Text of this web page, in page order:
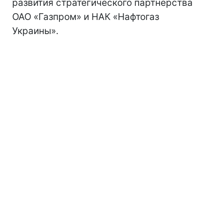
развития стратегического партнерства
ОАО «Газпром» и НАК «Нафтогаз
Украины».